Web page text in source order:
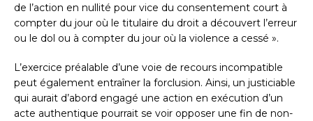
de l’action en nullité pour vice du consentement court à
compter du jour où le titulaire du droit a découvert l’erreur
ou le dol ou à compter du jour où la violence a cessé ».
L’exercice préalable d’une voie de recours incompatible
peut également entraîner la forclusion. Ainsi, un justiciable
qui aurait d’abord engagé une action en exécution d’un
acte authentique pourrait se voir opposer une fin de non-